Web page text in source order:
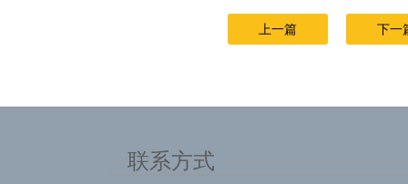
上一篇 下一
联系方式